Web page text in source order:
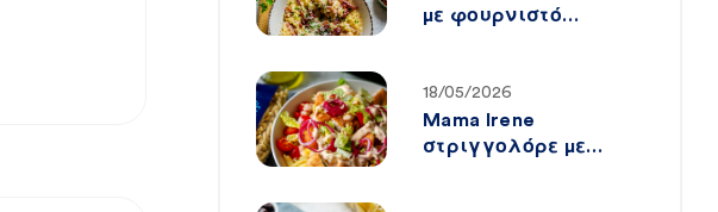
με φουρνιστό
18/05/2026
Mama Irene
στριγγολόρε με